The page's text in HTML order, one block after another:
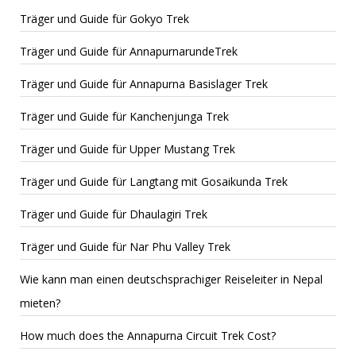
Träger und Guide für Gokyo Trek
Träger und Guide für AnnapurnarundeTrek
Träger und Guide für Annapurna Basislager Trek
Träger und Guide für Kanchenjunga Trek
Träger und Guide für Upper Mustang Trek
Träger und Guide für Langtang mit Gosaikunda Trek
Träger und Guide für Dhaulagiri Trek
Träger und Guide für Nar Phu Valley Trek
Wie kann man einen deutschsprachiger Reiseleiter in Nepal
mieten?
How much does the Annapurna Circuit Trek Cost?